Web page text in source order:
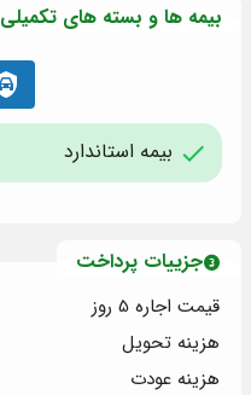
بیمه ها و بسته های تکمیلی
بیمه استاندارد
جزییات پرداخت
قیمت اجاره 5 روز
هزینه تحویل
هزینه عودت